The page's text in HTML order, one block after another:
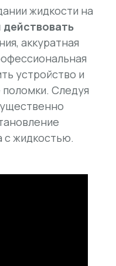
жидкости на
действовать
аккуратная
устройство и
Следуя
с жидкостью.